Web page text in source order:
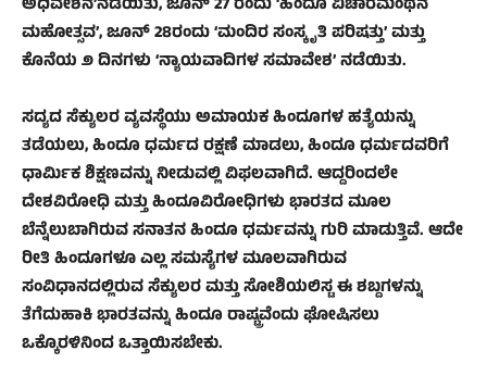
ಅಧಿವೇಶನ’ನಡೆಯಿತು, ಜೂನ್ 27 ರಂದು ‘ಹಿಂದೂ ವಿಚಾರಮಂಥನ
ಮಹೋತ್ಸವ’, ಜೂನ್ 28ರಂದು ‘ಮಂದಿರ ಸಂಸ್ಕೃತಿ ಪರಿಷತ್ತು’ ಮತ್ತು
ಕೊನೆಯ ೨ ದಿನಗಳು ‘ನ್ಯಾಯವಾದಿಗಳ ಸಮಾವೇಶ’ ನಡೆಯಿತು.
ಸದ್ಯದ ಸೆಕ್ಯುಲರ ವ್ಯವಸ್ಥೆಯು ಅಮಾಯಕ ಹಿಂದೂಗಳ ಹತ್ಯೆಯನ್ನು
ತಡೆಯಲು, ಹಿಂದೂ ಧರ್ಮದ ರಕ್ಷಣೆ ಮಾಡಲು, ಹಿಂದೂ ಧರ್ಮದವರಿಗೆ
ಧಾರ್ಮಿಕ ಶಿಕ್ಷಣವನ್ನು ನೀಡುವಲ್ಲಿ ವಿಫಲವಾಗಿದೆ. ಆದ್ದರಿಂದಲೇ
ದೇಶವಿರೋಧಿ ಮತ್ತು ಹಿಂದೂವಿರೋಧಿಗಳು ಭಾರತದ ಮೂಲ
ಬೆನ್ನೆಲುಬಾಗಿರುವ ಸನಾತನ ಹಿಂದೂ ಧರ್ಮವನ್ನು ಗುರಿ ಮಾಡುತ್ತಿವೆ. ಆದೇ
ರೀತಿ ಹಿಂದೂಗಳೂ ಎಲ್ಲ ಸಮಸ್ಯೆಗಳ ಮೂಲವಾಗಿರುವ
ಸಂವಿಧಾನದಲ್ಲಿರುವ ಸೆಕ್ಯುಲರ ಮತ್ತು ಸೋಶಿಯಲಿಸ್ಟ ಈ ಶಬ್ದಗಳನ್ನು
ತೆಗೆದುಹಾಕಿ ಭಾರತವನ್ನು ಹಿಂದೂ ರಾಷ್ಟ್ರವೆಂದು ಘೋಷಿಸಲು
ಒಕ್ಕೊರಳಿನಿಂದ ಒತ್ತಾಯಿಸಬೇಕು.